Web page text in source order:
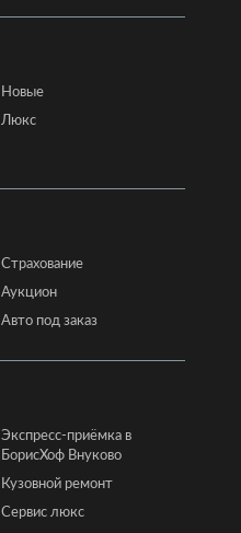
Новые
Люкс
Страхование
Аукцион
Авто под заказ
Экспресс-приёмка в
БорисХоф Внуково
Кузовной ремонт
Сервис люкс